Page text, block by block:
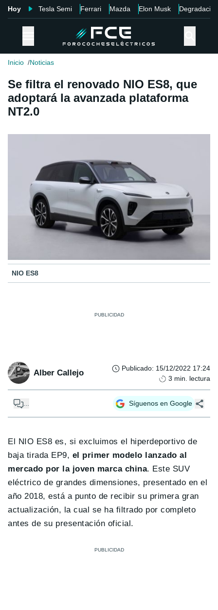
Hoy Tesla Semi Ferrari Mazda Elon Musk Degradación
Inicio Noticias
Se filtra el renovado NIO ES8, que
adoptará la avanzada plataforma
NT2.0
NIO ES8
Alber Callejo Publicado: 15/12/2022 17:24
3 min. lectura
... Síguenos en Google
El NIO ES8 es, si excluimos el hiperdeportivo de
baja tirada EP9, el primer modelo lanzado al
mercado por la joven marca china. Este SUV
eléctrico de grandes dimensiones, presentado en el
año 2018, está a punto de recibir su primera gran
actualización, la cual se ha filtrado por completo
antes de su presentación oficial.